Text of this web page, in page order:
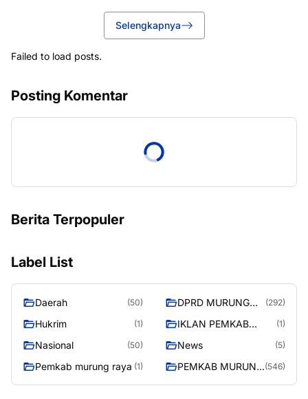
Selengkapnya
Failed to load posts.
Posting Komentar
Berita Terpopuler
Label List
Daerah (50)
DPRD MURUNG
(292)
Hukrim (1)
IKLAN PEMKAB
(1)
Nasional (50) News (5)
Pemkab murung raya (1)
PEMKAB MURUNG (546)